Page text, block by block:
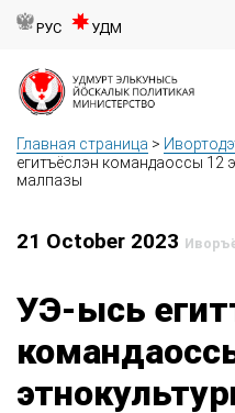
РУС УДМ
Главная страница >
егитъёслэн командаоссы 12
малпазы
21 October 2023
УЭ-ысь